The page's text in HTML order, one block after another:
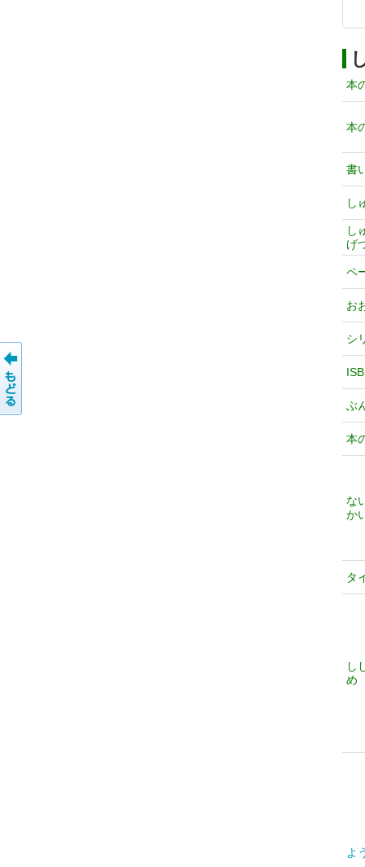
本
本
書
し
し
げ
ペ
お
シ
ぶ
本
な
か
タ
し
め
よ